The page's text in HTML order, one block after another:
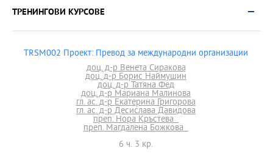
ТРЕНИНГОВИ КУРСОВЕ
TRSM002 Проект: Превод за международни организации
доц. д-р Венета Сиракова
доц. д-р Борис Наймушин
доц. д-р Татяна Фед
доц. д-р Мариана Малинова
гл. ас. д-р Екатерина Григорова
гл. ас. д-р Десислава Давидова
преп. Нора Кръстева
преп. Магдалена Божкова
6 ч. 3 кр.